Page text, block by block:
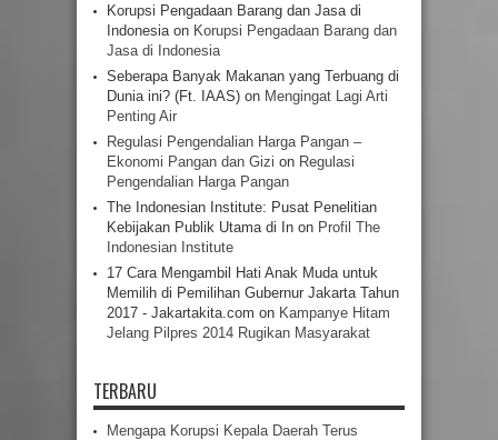
Korupsi Pengadaan Barang dan Jasa di
Indonesia on Korupsi Pengadaan Barang dan
Jasa di Indonesia
Seberapa Banyak Makanan yang Terbuang di
Dunia ini? (Ft. IAAS) on Mengingat Lagi Arti
Penting Air
Regulasi Pengendalian Harga Pangan –
Ekonomi Pangan dan Gizi on Regulasi
Pengendalian Harga Pangan
The Indonesian Institute: Pusat Penelitian
Kebijakan Publik Utama di In on Profil The
Indonesian Institute
17 Cara Mengambil Hati Anak Muda untuk
Memilih di Pemilihan Gubernur Jakarta Tahun
2017 - Jakartakita.com on Kampanye Hitam
Jelang Pilpres 2014 Rugikan Masyarakat
TERBARU
Mengapa Korupsi Kepala Daerah Terus